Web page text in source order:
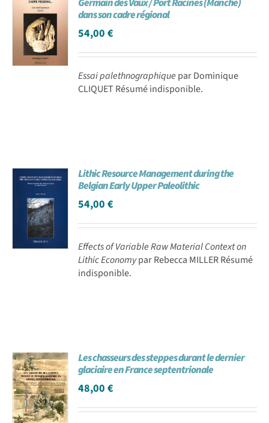
dans son cadre régional
54,00€
Essai palethnographique par Dominique
CLIQUET Résumé indisponible.
Lithic Resource Management during the
Belgian Early Upper Paleolithic
54,00€
Effects of Variable Raw Material Context on
Lithic Economypar Rebecca MILLER Résumé
indisponible.
Les chasseurs des steppes durant le dernier
glaciaire en France septentrionale
48,00€